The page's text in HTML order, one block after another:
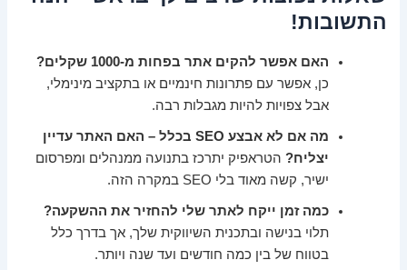
התשובות!
האם אפשר להקים אתר בפחות מ-1000 שקלים?
כן, אפשר עם פתרונות חינמיים או בתקציב מינימלי,
אבל צפויות להיות מגבלות רבה.
מה אם לא אבצע SEO בכלל – האם האתר עדיין
יצליח? הטראפיק יתרכז בתנועה ממנהלים ומפרסום
ישיר, קשה מאוד בלי SEO במקרה הזה.
כמה זמן ייקח לאתר שלי להחזיר את ההשקעה?
תלוי בנישה ובתכנית השיווקית שלך, אך בדרך כלל
בטווח של בין כמה חודשים ועד שנה ויותר.